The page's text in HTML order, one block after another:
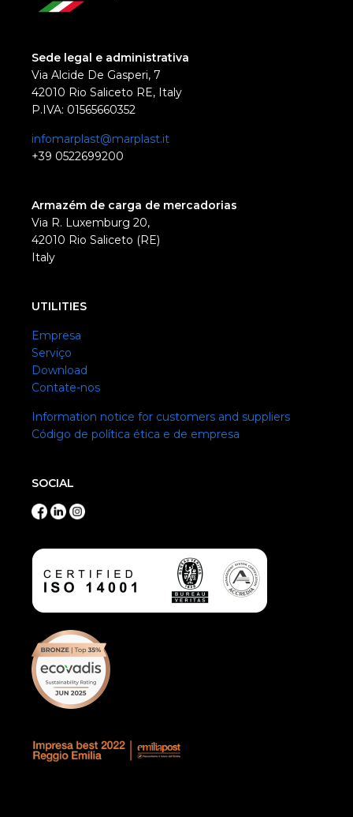
Sede legal e administrativa
Via Alcide De Gasperi, 7
42010 Rio Saliceto RE, Italy
P.IVA: 01565660352
infomarplast@marplast.it
+39 0522699200
Armazém de carga de mercadorias
Via R. Luxemburg 20,
42010 Rio Saliceto (RE)
Italy
UTILITIES
Empresa
Serviço
Download
Contate-nos
Information notice for customers and suppliers
Código de política ética e de empresa
SOCIAL